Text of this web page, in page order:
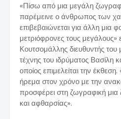
«Πίσω από μια μεγάλη
παρέμεινε ο άνθρωπος των
επιβεβαιώνεται για άλλη μια
μετριόφρονες τους μεγάλους»
Κουτσομάλλης διευθυντής
τέχνης του ιδρύματος Βασίλη
οποίος επιμελείται την
ήρεμα στον χρόνο με την
προσφέρει στη ζωγραφική μια
και αφθαρσίας».